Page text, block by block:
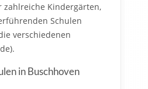
zahlreiche Kindergärten,
Schulen
verschiedenen
in Buschhoven